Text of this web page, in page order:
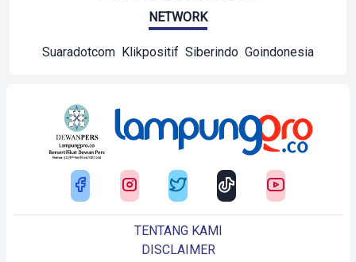
NETWORK
Suaradotcom Klikpositif Siberindo Goindonesia
TENTANG KAMI
DISCLAIMER